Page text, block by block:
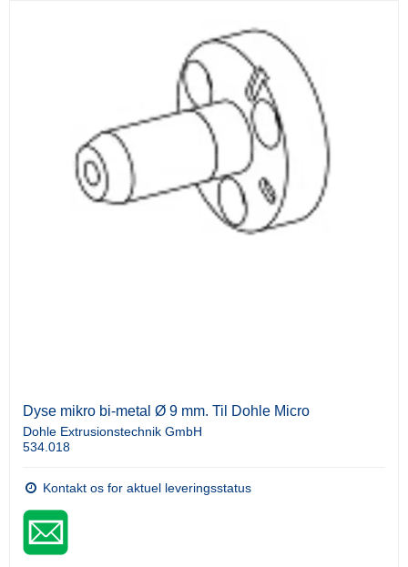
Dyse mikro bi-metal Ø 9 mm. Til Dohle Micro
Dohle Extrusionstechnik GmbH
534.018
Kontakt os for aktuel leveringsstatus